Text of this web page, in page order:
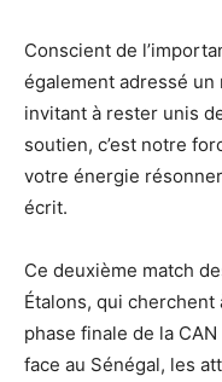
Conscient de
également adressé un
invitant à rester unis
soutien, c’est notre
votre énergie
écrit.
Ce deuxième match
Étalons, qui
phase finale de la
face au Sénégal, les